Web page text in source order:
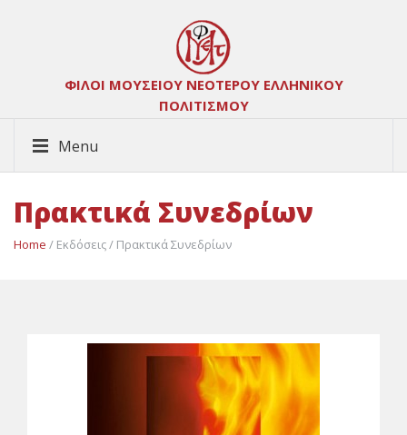
ΦΙΛΟΙ ΜΟΥΣΕΙΟΥ ΝΕΟΤΕΡΟΥ ΕΛΛΗΝΙΚΟΥ
ΠΟΛΙΤΙΣΜΟΥ
Menu
Πρακτικά Συνεδρίων
Home / Εκδόσεις / Πρακτικά Συνεδρίων